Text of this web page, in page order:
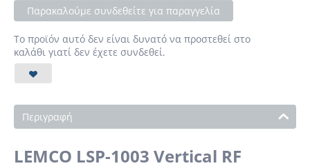
Παρακαλούμε συνδεθείτε για παραγγελία
Το προϊόν αυτό δεν είναι δυνατό να προστεθεί στο
καλάθι γιατί δεν έχετε συνδεθεί.
Περιγραφή
LEMCO LSP-1003 Vertical RF